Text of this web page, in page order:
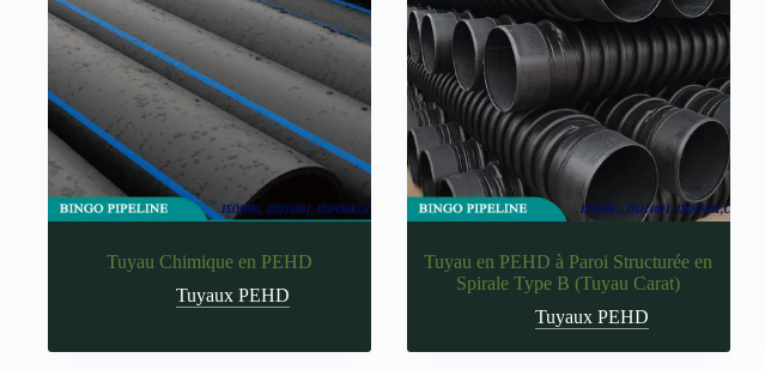
Tuyau Chimique en PEHD
Tuyaux PEHD
Tuyau en PEHD à Paroi Structurée en
Spirale Type B (Tuyau Carat)
Tuyaux PEHD